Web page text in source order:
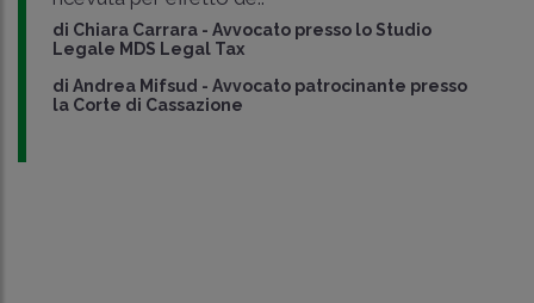
di Chiara Carrara - Avvocato presso lo Studio
Legale MDS Legal Tax
di Andrea Mifsud - Avvocato patrocinante presso
la Corte di Cassazione